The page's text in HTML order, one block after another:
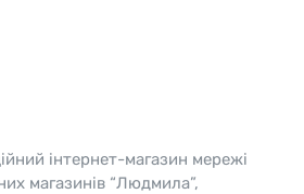
інтернет-магазин мережі
магазинів “Людмила”,